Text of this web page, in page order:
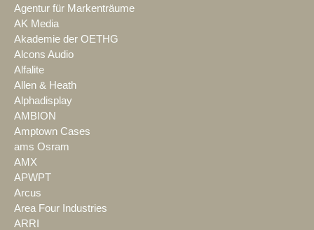
Agentur für Markenträume
AK Media
Akademie der OETHG
Alcons Audio
Alfalite
Allen & Heath
Alphadisplay
AMBION
Amptown Cases
ams Osram
AMX
APWPT
Arcus
Area Four Industries
ARRI